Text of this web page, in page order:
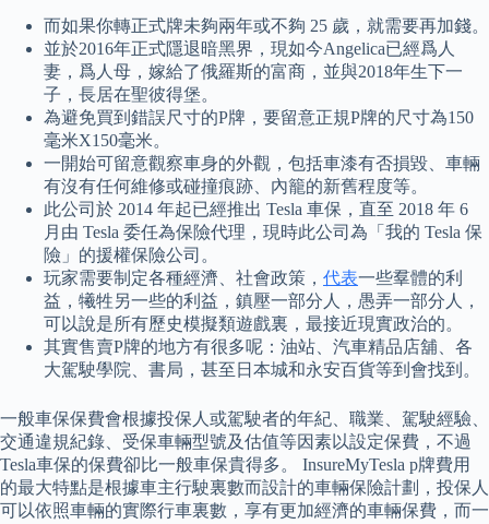
而如果你轉正式牌未夠兩年或不夠 25 歲，就需要再加錢。
並於2016年正式隱退暗黑界，現如今Angelica已經爲人
妻，爲人母，嫁給了俄羅斯的富商，並與2018年生下一
子，長居在聖彼得堡。
為避免買到錯誤尺寸的P牌，要留意正規P牌的尺寸為150
毫米X150毫米。
一開始可留意觀察車身的外觀，包括車漆有否損毀、車輛
有沒有任何維修或碰撞痕跡、內籠的新舊程度等。
此公司於 2014 年起已經推出 Tesla 車保，直至 2018 年 6
月由 Tesla 委任為保險代理，現時此公司為「我的 Tesla 保
險」的援權保險公司。
玩家需要制定各種經濟、社會政策， 代表一些羣體的利
益，犧牲另一些的利益，鎮壓一部分人，愚弄一部分人，
可以說是所有歷史模擬類遊戲裏，最接近現實政治的。
其實售賣P牌的地方有很多呢：油站、汽車精品店舖、各
大駕駛學院、書局，甚至日本城和永安百貨等到會找到。
一般車保保費會根據投保人或駕駛者的年紀、職業、駕駛經驗、
交通違規紀錄、受保車輛型號及估值等因素以設定保費，不過
Tesla車保的保費卻比一般車保貴得多。 InsureMyTesla p牌費用
的最大特點是根據車主行駛裏數而設計的車輛保險計劃，投保人
可以依照車輛的實際行車裏數，享有更加經濟的車輛保費，而一